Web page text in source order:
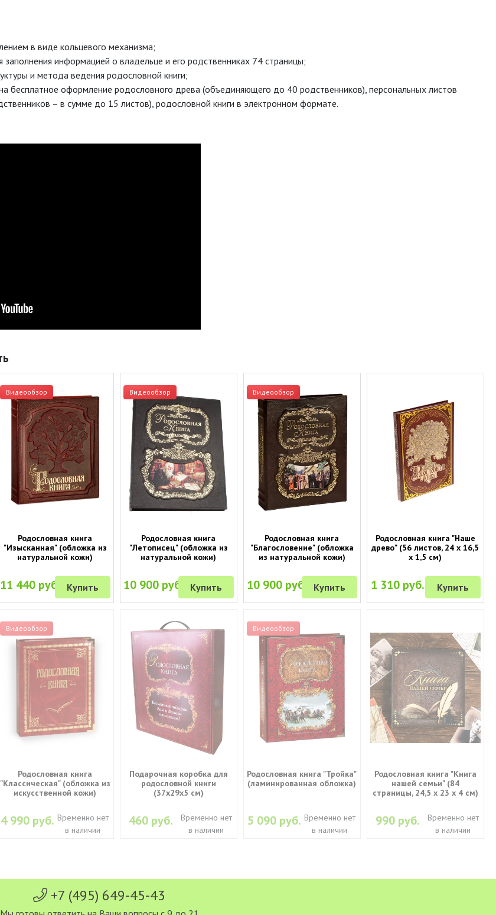
в виде кольцевого механизма;
информацией о владельце и его родственниках 74 страницы;
и метода ведения родословной книги;
бесплатное оформление родословного древа (объединяющего до 40 родственников), персональных листов
– в сумме до 15 листов), родословной книги в электронном формате.
Видеообзор
Родословная книга
"Изысканная" (обложка из
натуральной кожи)
11 440 руб. Купить
Видеообзор
Родословная книга
"Летописец" (обложка из
натуральной кожи)
10 900 руб. Купить
Видеообзор
Родословная книга
"Благословение" (обложка
из натуральной кожи)
10 900 руб. Купить
Родословная книга "Наше
древо" (56 листов, 24 х 16,5
х 1,5 см)
1 310 руб. Купить
Видеообзор
Родословная книга
"Классическая" (обложка из
искусственной кожи)
4 990 руб. Временно нет
в наличии
Подарочная коробка для
родословной книги
(37х29х5 см)
460 руб.
Временно нет
в наличии
Видеообзор
Родословная книга "Тройка"
(ламинированная обложка)
5 090 руб. Временно нет
в наличии
Родословная книга "Книга
нашей семьи" (84
страницы, 24,5 х 23 х 4 см)
990 руб.
Временно нет
в наличии
+7 (495) 649-45-43